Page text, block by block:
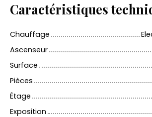
Caractéristiques
Chauffage
Ascenseur
Surface
Pièces
Étage
Exposition